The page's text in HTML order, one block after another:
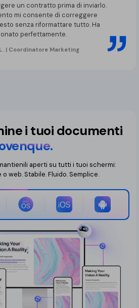
un contratto prima di inviarlo.
mi consente di correggere
senza riformattare tutto. Ha
perfettamente.
| Coordinatore Marketing
i tuoi documenti
aperti su tutti i tuoi schermi:
web. Stabile. Fluido. Semplice.